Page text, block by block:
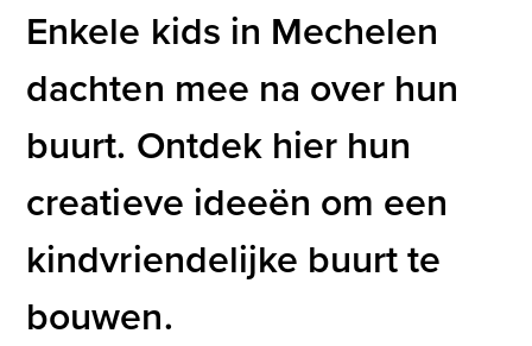
Enkele kids in Mechelen
dachten mee na over hun
buurt. Ontdek hier hun
creatieve ideeën om een
kindvriendelijke buurt te
bouwen.